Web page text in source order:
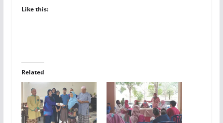
Like this:
Related